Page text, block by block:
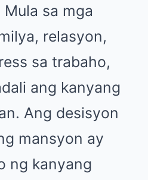
sa mga
relasyon,
sa trabaho,
ang kanyang
Ang desisyon
mansyon ay
ng kanyang